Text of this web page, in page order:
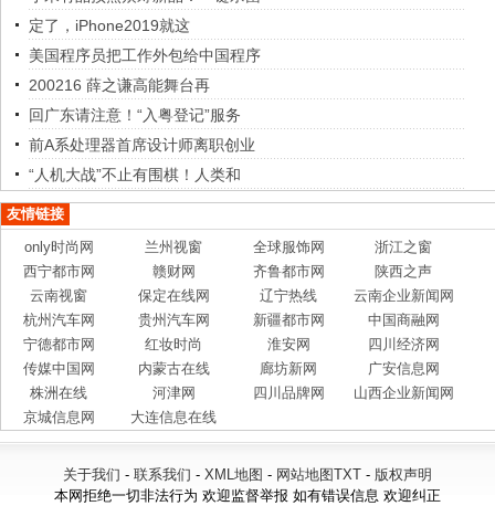
定了，iPhone2019就这
美国程序员把工作外包给中国程序
200216 薛之谦高能舞台再
回广东请注意！“入粤登记”服务
前A系处理器首席设计师离职创业
“人机大战”不止有围棋！人类和
友情链接
only时尚网
兰州视窗 全球服饰网
浙江之窗
西宁都市网
赣财网 齐鲁都市网
陕西之声
云南视窗
保定在线网 辽宁热线
云南企业新闻网
杭州汽车网
贵州汽车网 新疆都市网
中国商融网
宁德都市网
红妆时尚 淮安网
四川经济网
传媒中国网
内蒙古在线 廊坊新网
广安信息网
株洲在线
河津网 四川品牌网
山西企业新闻网
京城信息网
大连信息在线
关于我们 - 联系我们 - XML地图 - 网站地图TXT - 版权声明
本网拒绝一切非法行为 欢迎监督举报 如有错误信息 欢迎纠正